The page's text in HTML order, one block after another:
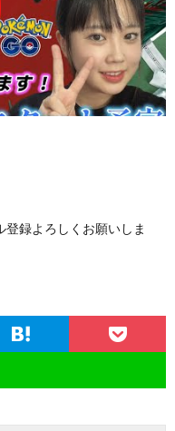
録よろしくお願いしま